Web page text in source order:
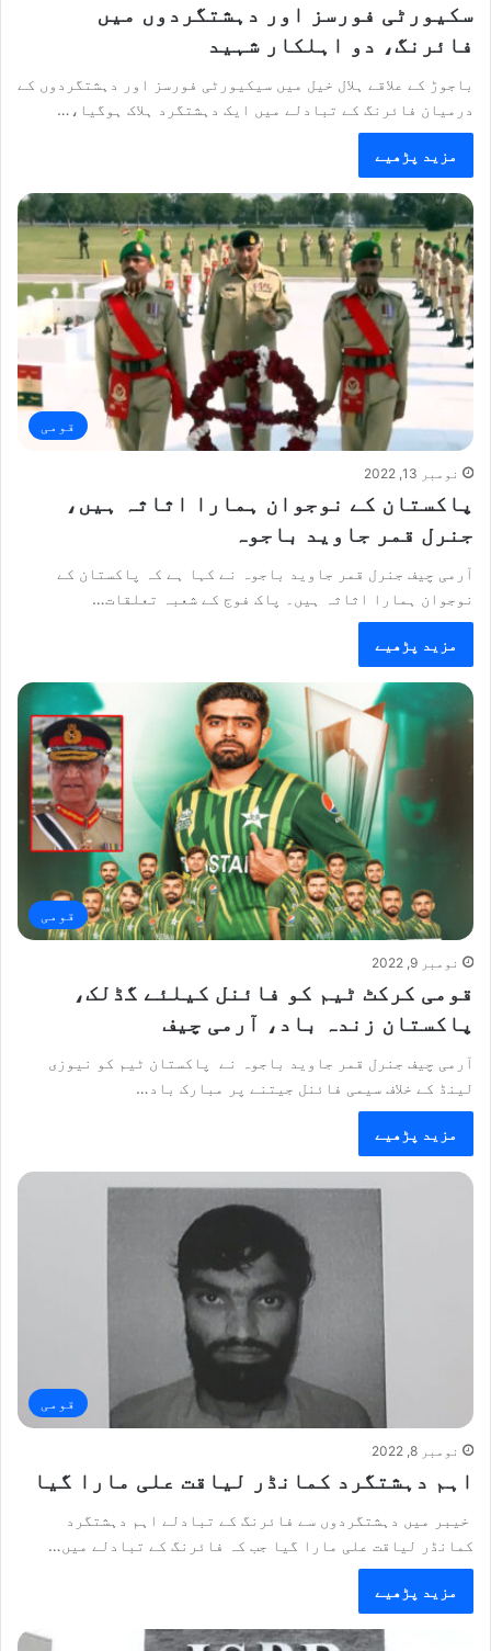
سکیورٹی فورسز اور دہشتگردوں میں
فائرنگ، دو اہلکار شہید
باجوڑ کے علاقے ہلال خیل میں سیکیورٹی فورسز اور دہشتگردوں کے
درمیان فائرنگ کے تبادلے میں ایک دہشتگرد ہلاک ہوگیا،…
مزید پڑھیے
قومی
نومبر 13, 2022
پاکستان کے نوجوان ہمارا اثاثہ ہیں،
جنرل قمر جاوید باجوہ
آرمی چیف جنرل قمر جاوید باجوہ نے کہا ہے کہ پاکستان کے
نوجوان ہمارا اثاثہ ہیں۔ پاک فوج کے شعبہ تعلقات…
مزید پڑھیے
قومی
نومبر 9, 2022
قومی کرکٹ ٹیم کو فائنل کیلئے گڈلک،
پاکستان زندہ باد، آرمی چیف
آرمی چیف جنرل قمر جاوید باجوہ نے پاکستان ٹیم کو نیوزی
لینڈ کے خلاف سیمی فائنل جیتنے پر مبارک باد…
مزید پڑھیے
قومی
نومبر 8, 2022
اہم دہشتگرد کمانڈر لیاقت علی مارا گیا
خیبر میں دہشتگردوں سے فائرنگ کے تبادلے اہم دہشتگرد
کمانڈر لیاقت علی مارا گیا جب کہ فائرنگ کے تبادلے میں…
مزید پڑھیے